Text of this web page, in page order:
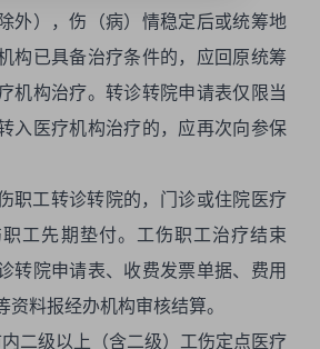
外），伤（病）情稳定后或统筹地
构已具备治疗条件的，应回原统筹
机构治疗。转诊转院申请表仅限当
入医疗机构治疗的，应再次向参保
职工转诊转院的，门诊或住院医疗
工先期垫付。工伤职工治疗结束
转院申请表、收费发票单据、费用
资料报经办机构审核结算。
二级以上（含二级）工伤定点医疗